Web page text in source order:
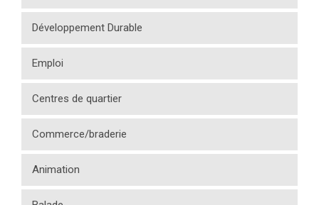
Développement Durable
Emploi
Centres de quartier
Commerce/braderie
Animation